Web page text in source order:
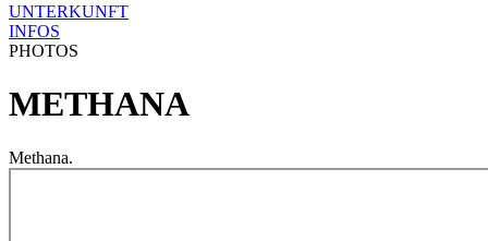
UNTERKUNFT
INFOS
PHOTOS
METHANA
Methana.